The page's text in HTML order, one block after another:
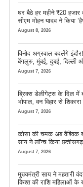
घर बैठे हर महीने ₹20 हजार
सीएम मोहन यादव ने किया
एक्सीलेंस’ का शुभारंभ
August 8, 2026
विनोद अग्रवाल बदलेंगे
बेंगलुरु, मुंबई, दुबई, दिल्ली
August 7, 2026
ब्रिक्स डेलीगेट्स के दिल में
भोपाल, वन विहार से
सफर
August 7, 2026
कोसा की चमक अब वैश्विक
साय ने लॉन्च किया
ब्रांड ‘कोशल फैब’
August 7, 2026
मुख्यमंत्री साय ने महतारी
किश्त की राशि महिलाओं के